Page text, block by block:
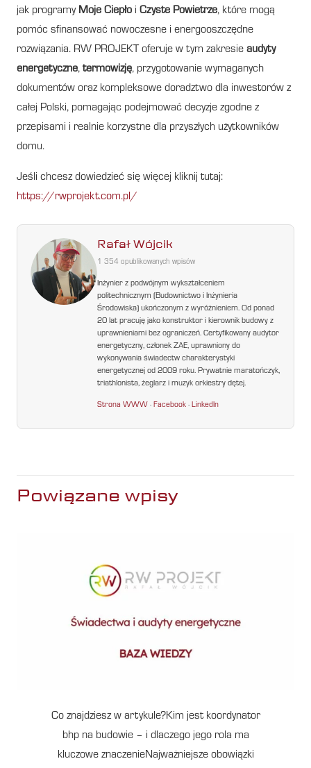
jak programy Moje Ciepło i Czyste Powietrze, które mogą
pomóc sfinansować nowoczesne i energooszczędne
rozwiązania. RW PROJEKT oferuje w tym zakresie audyty
energetyczne, termowizję, przygotowanie wymaganych
dokumentów oraz kompleksowe doradztwo dla inwestorów z
całej Polski, pomagając podejmować decyzje zgodne z
przepisami i realnie korzystne dla przyszłych użytkowników
domu.
Jeśli chcesz dowiedzieć się więcej kliknij tutaj:
https://rwprojekt.com.pl/
Rafał Wójcik
1 354 opublikowanych wpisów
Inżynier z podwójnym wykształceniem
politechnicznym (Budownictwo i Inżynieria
Środowiska) ukończonym z wyróżnieniem. Od ponad
20 lat pracuję jako konstruktor i kierownik budowy z
uprawnieniami bez ograniczeń. Certyfikowany audytor
energetyczny, członek ZAE, uprawniony do
wykonywania świadectw charakterystyki
energetycznej od 2009 roku. Prywatnie maratończyk,
triathlonista, żeglarz i muzyk orkiestry dętej.
Strona WWW ·Facebook ·LinkedIn
Powiązane wpisy
Co znajdziesz w artykule?Kim jest koordynator
bhp na budowie – i dlaczego jego rola ma
kluczowe znaczenieNajważniejsze obowiązki